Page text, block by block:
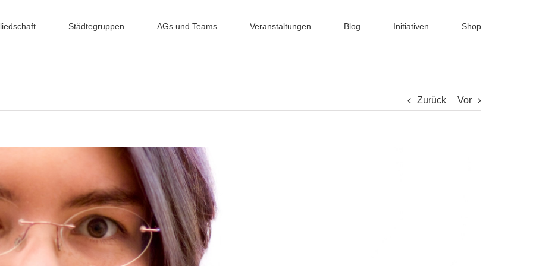
Städtegruppen AGs und Teams Veranstaltungen Blog Initiativen Shop
Zurück Vor